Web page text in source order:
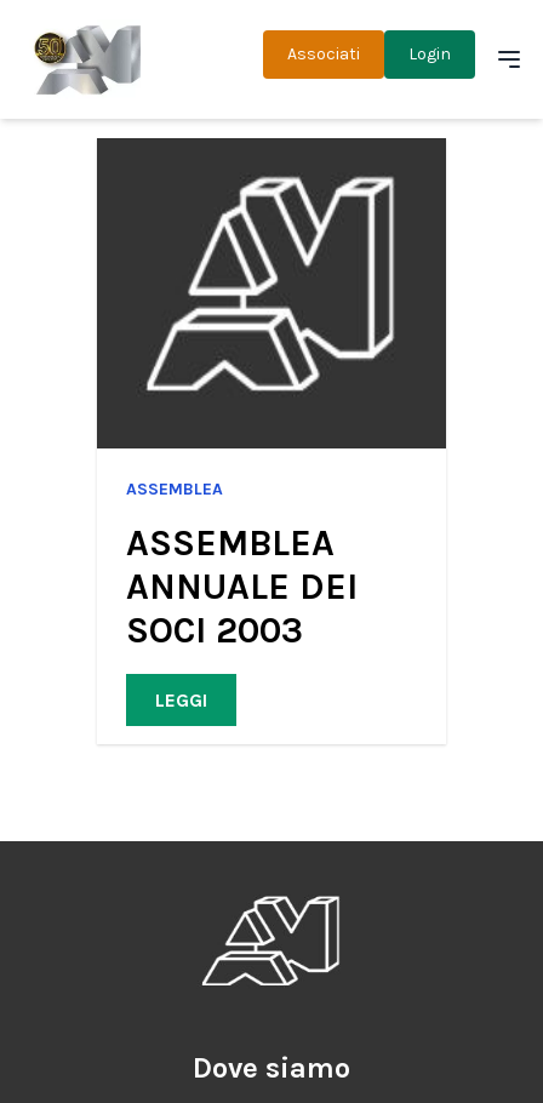
Associati Login
ASSEMBLEA
ASSEMBLEA
ANNUALE DEI
SOCI 2003
LEGGI
Dove siamo